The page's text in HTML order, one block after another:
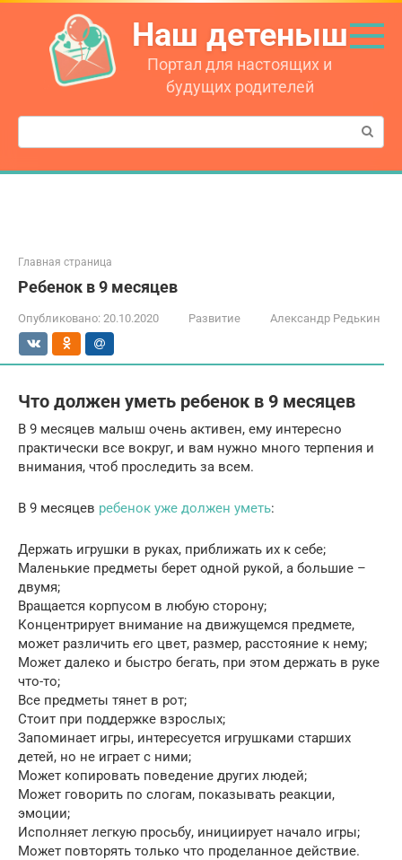
Перейти
контенту
Наш детеныш
Портал для настоящих и
будущих родителей
Поиск:
Главная страница
Ребенок в 9 месяцев
Опубликовано: 20.10.2020 Развитие Александр Редькин
Что должен уметь ребенок в 9 месяцев
В 9 месяцев малыш очень активен, ему интересно
практически все вокруг, и вам нужно много терпения и
внимания, чтоб проследить за всем.
В 9 месяцев ребенок уже должен уметь:
Держать игрушки в руках, приближать их к себе;
Маленькие предметы берет одной рукой, а большие –
двумя;
Вращается корпусом в любую сторону;
Концентрирует внимание на движущемся предмете,
может различить его цвет, размер, расстояние к нему;
Может далеко и быстро бегать, при этом держать в руке
что-то;
Все предметы тянет в рот;
Стоит при поддержке взрослых;
Запоминает игры, интересуется игрушками старших
детей, но не играет с ними;
Может копировать поведение других людей;
Может говорить по слогам, показывать реакции,
эмоции;
Исполняет легкую просьбу, инициирует начало игры;
Может повторять только что проделанное действие.